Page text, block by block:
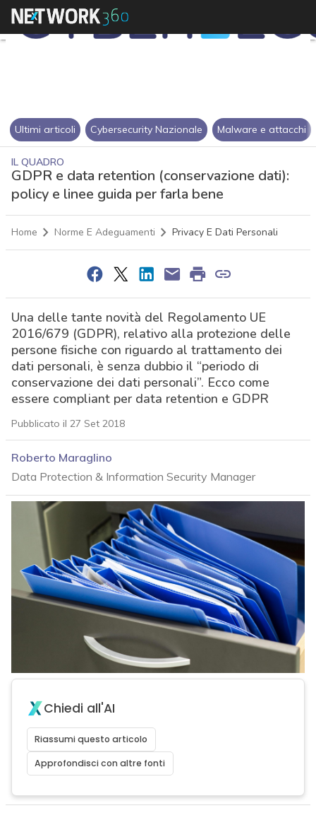
Ultimi articoli Cybersecurity Nazionale Malware e attacchi
IL QUADRO
GDPR e data retention (conservazione dati):
policy e linee guida per farla bene
Home Norme E Adeguamenti Privacy E Dati Personali
Una delle tante novità del Regolamento UE
2016/679 (GDPR), relativo alla protezione delle
persone fisiche con riguardo al trattamento dei
dati personali, è senza dubbio il “periodo di
conservazione dei dati personali”. Ecco come
essere compliant per data retention e GDPR
Pubblicato il 27 Set 2018
Roberto Maraglino
Data Protection & Information Security Manager
Chiedi all'AI
Riassumi questo articolo
Approfondisci con altre fonti